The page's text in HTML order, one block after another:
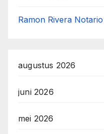
Ramon Rivera Notario
augustus 2026
juni 2026
mei 2026